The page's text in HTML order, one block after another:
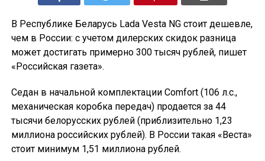
В Республике Беларусь Lada Vesta NG стоит дешевле,
чем в России: с учетом дилерских скидок разница
может достигать примерно 300 тысяч рублей, пишет
«Российская газета».
Седан в начальной комплектации Comfort (106 л.с.,
механическая коробка передач) продается за 44
тысячи белорусских рублей (приблизительно 1,23
миллиона российских рублей). В России такая «Веста»
стоит минимум 1,51 миллиона рублей.